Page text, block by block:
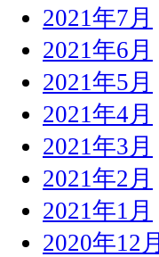
2021年7月
2021年6月
2021年5月
2021年4月
2021年3月
2021年2月
2021年1月
2020年12月